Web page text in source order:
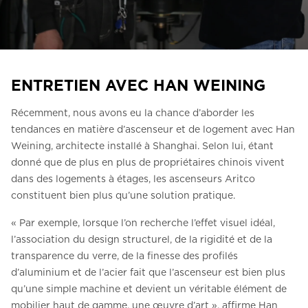
Contactez-nous
Demander un devis
FAQ
Contactez-nous
ENTRETIEN AVEC HAN WEINING
Récemment, nous avons eu la chance d’aborder les
tendances en matière d’ascenseur et de logement avec Han
Weining, architecte installé à Shanghai. Selon lui, étant
donné que de plus en plus de propriétaires chinois vivent
dans des logements à étages, les ascenseurs Aritco
constituent bien plus qu’une solution pratique.
« Par exemple, lorsque l’on recherche l’effet visuel idéal,
l’association du design structurel, de la rigidité et de la
transparence du verre, de la finesse des profilés
d’aluminium et de l’acier fait que l’ascenseur est bien plus
qu’une simple machine et devient un véritable élément de
mobilier haut de gamme, une œuvre d’art », affirme Han